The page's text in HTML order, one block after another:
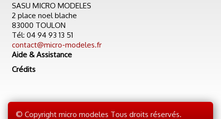
SASU MICRO MODELES
2 place noel blache
83000 TOULON
Tél: 04 94 93 13 51
contact@micro-modeles.fr
Aide & Assistance
Crédits
© Copyright micro modeles Tous droits réservés.